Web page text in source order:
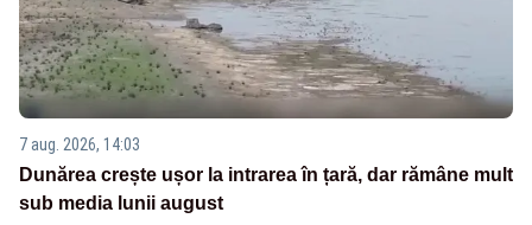
7 aug. 2026, 14:03
Dunărea crește ușor la intrarea în țară, dar rămâne mult
sub media lunii august